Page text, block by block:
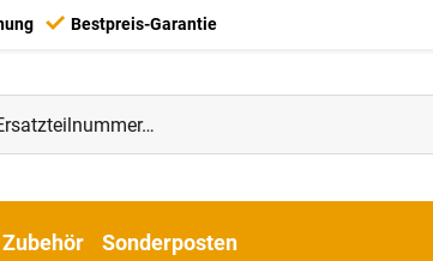
Bestpreis-Garantie
Zubehör Sonderposten